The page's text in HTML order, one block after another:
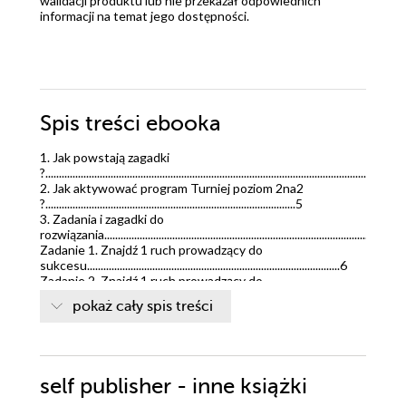
informacji na temat jego dostępności.
Spis treści ebooka
1. Jak powstają zagadki
2. Jak aktywować program Turniej poziom 2na2
?............................................................................................5
3. Zadania i zagadki do
Zadanie 1. Znajdź 1 ruch prowadzący do
sukcesu.............................................................................................6
Zadanie 2. Znajdź 1 ruch prowadzący do
Zadanie 3. Znajdź 2 ruchy prowadzące do sukcesu i 4
sukcesu......................................................................................24
prowadzący do remisu........................31
pokaż cały spis treści
self publisher - inne książki